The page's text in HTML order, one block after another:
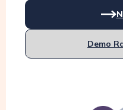
Demo